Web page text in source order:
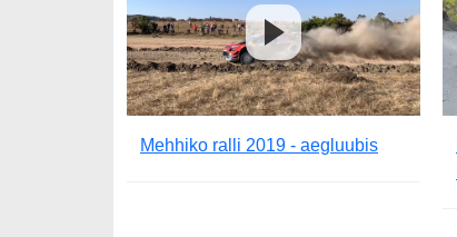
Mehhiko ralli 2019 - aegluubis